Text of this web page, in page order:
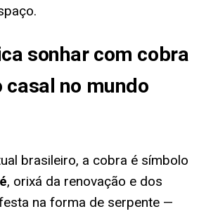
sonhar com cobra
casal no mundo
brasileiro, a cobra é símbolo
, orixá da renovação e dos
na forma de serpente —